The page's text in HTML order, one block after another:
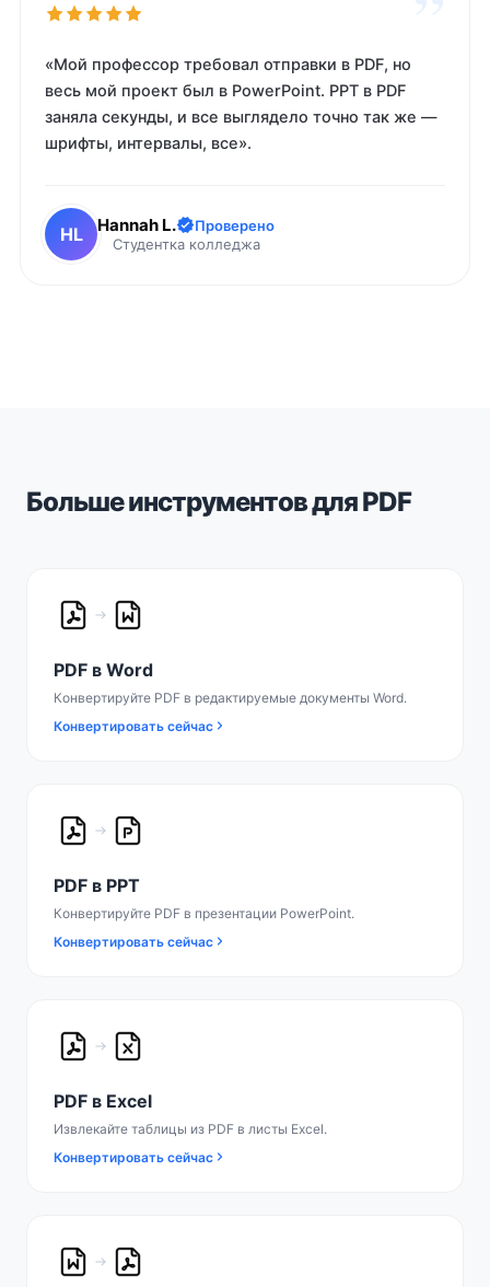
«Мой профессор требовал отправки в PDF, но
весь мой проект был в PowerPoint. PPT в PDF
заняла секунды, и все выглядело точно так же —
шрифты, интервалы, все».
HL Hannah L.
Проверено
Студентка колледжа
Больше инструментов для PDF
PDF в Word
Конвертируйте PDF в редактируемые документы Word.
Конвертировать сейчас
PDF в PPT
Конвертируйте PDF в презентации PowerPoint.
Конвертировать сейчас
PDF в Excel
Извлекайте таблицы из PDF в листы Excel.
Конвертировать сейчас